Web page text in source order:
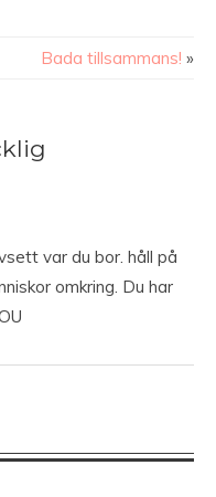
Bada tillsammans! »
var du bor. håll på
omkring. Du har